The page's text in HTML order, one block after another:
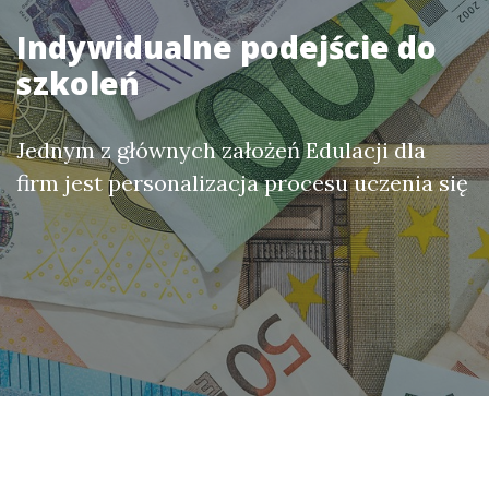
Indywidualne podejście do
szkoleń
Jednym z głównych założeń Edulacji dla
firm jest personalizacja procesu uczenia się